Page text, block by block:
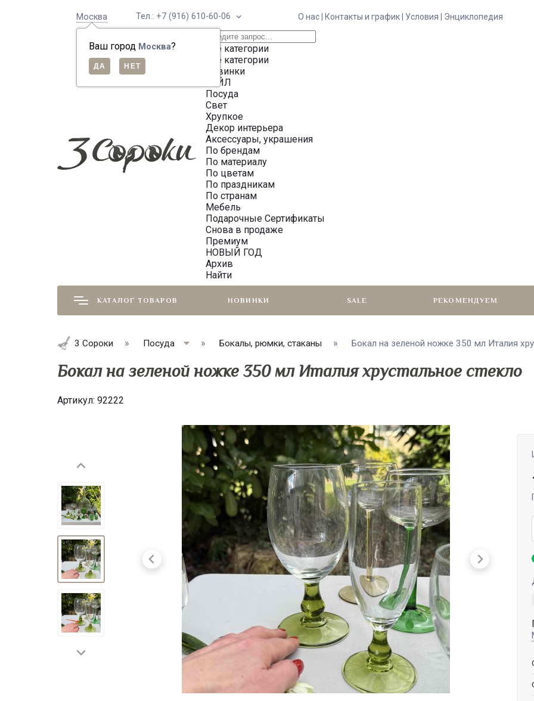
Москва
Ваш город Москва?
Тел.: +7 (916) 610-60-06 О нас | Контакты и график | Условия | Энциклопедия
Все категории
Все категории
Новинки
СЕЙЛ
Посуда
Свет
Хрупкое
Декор интерьера
Аксессуары, украшения
По брендам
По материалу
По цветам
По праздникам
По странам
Мебель
Подарочные Сертификаты
Снова в продаже
Премиум
НОВЫЙ ГОД
Архив
Найти
КАТАЛОГ ТОВАРОВ НОВИНКИ SALE РЕКОМЕНДУЕМ
3 Сороки Посуда Бокалы, рюмки, стаканы Бокал на зеленой ножке 350 мл Италия
Бокал на зеленой ножке 350 мл Италия хрустальное стекло
Артикул: 92222